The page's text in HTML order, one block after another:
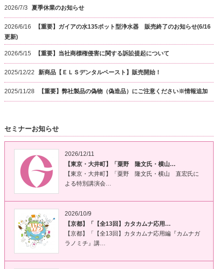
2026/7/3 夏季休業のお知らせ
2026/6/16
【重要】ガイアの水135ポット型浄水器 販売終了のお知らせ(6/16
更新)
2026/5/15 【重要】当社商標権侵害に関する訴訟提起について
2025/12/22 新商品【ＥＬＳデンタルペースト】販売開始！
2025/11/28 【重要】弊社製品の偽物（偽造品）にご注意ください※情報追加
セミナーお知らせ
2026/12/11
【東京・大井町】「粟野 隆文氏・横山…
【東京・大井町】「粟野 隆文氏・横山 直宏氏に
よる特別講演会…
2026/10/9
【京都】「【全13回】カタカムナ応用…
【京都】「【全13回】カタカムナ応用編『カムナガ
ラノミチ』講…